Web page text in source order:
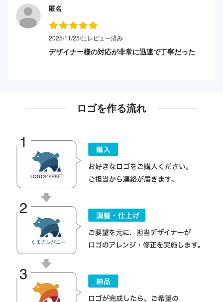
匿名
2025/11/25/にレビュー済み
デザイナー様の対応が非常に迅速で丁寧だった
ロゴを作る流れ